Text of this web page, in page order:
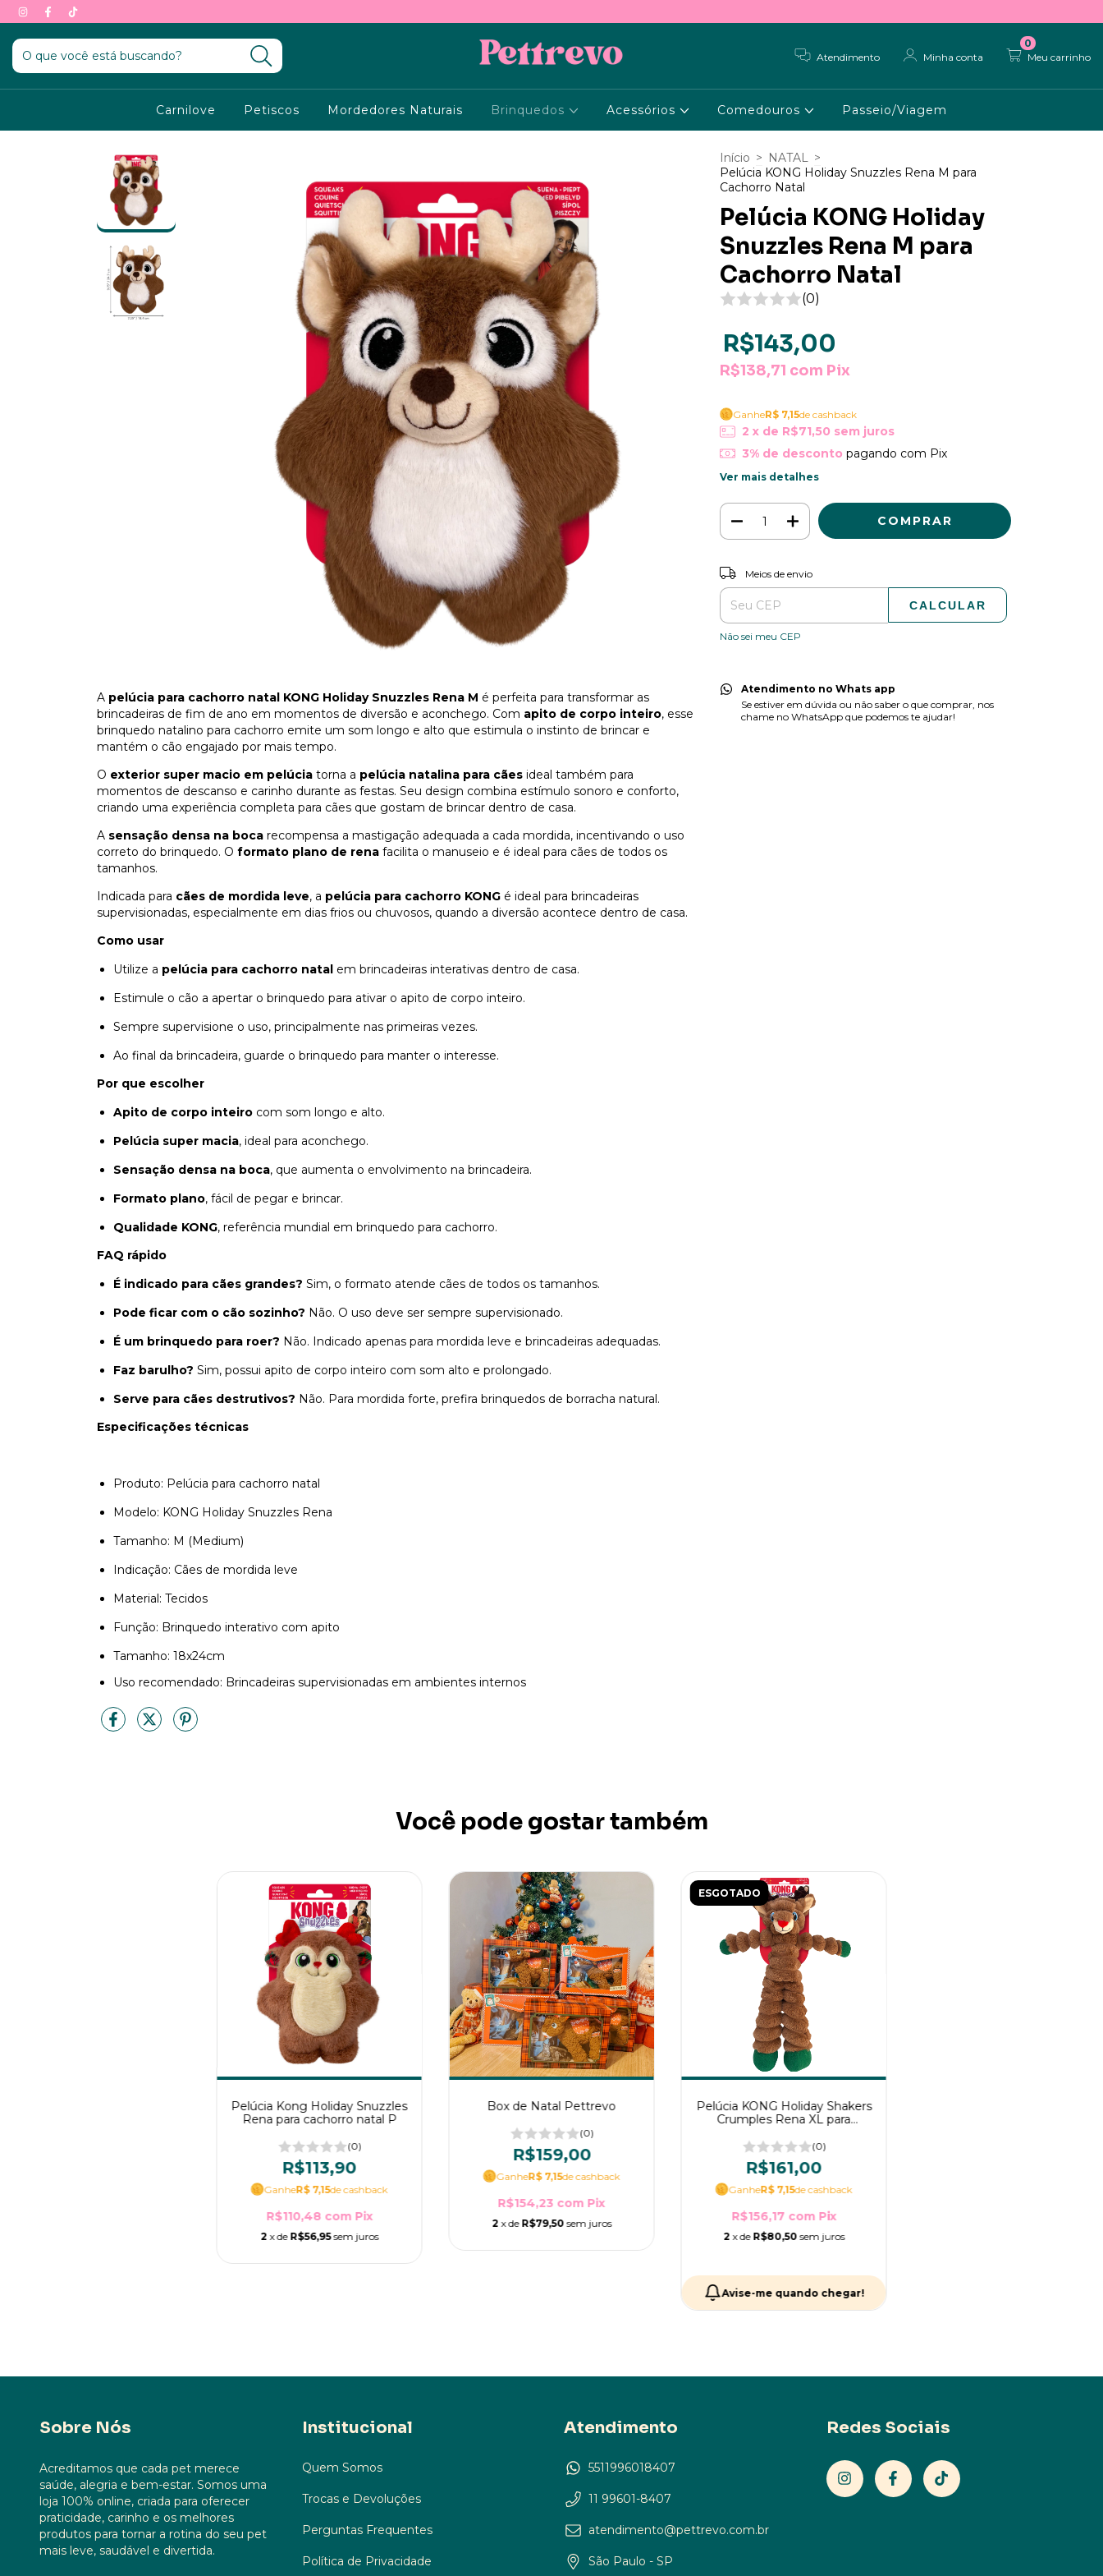
Atendimento Minha conta Meu carrinho
0
Carnilove Petiscos Mordedores Naturais Brinquedos Acessórios Comedouros Passeio/Viagem
A pelúcia para cachorro natal KONG Holiday Snuzzles Rena M é perfeita para transformar as
brincadeiras de fim de ano em momentos de diversão e aconchego. Com apito de corpo inteiro, esse
brinquedo natalino para cachorro emite um som longo e alto que estimula o instinto de brincar e
mantém o cão engajado por mais tempo.
O exterior super macio em pelúcia torna a pelúcia natalina para cães ideal também para
momentos de descanso e carinho durante as festas. Seu design combina estímulo sonoro e conforto,
criando uma experiência completa para cães que gostam de brincar dentro de casa.
A sensação densa na boca recompensa a mastigação adequada a cada mordida, incentivando o uso
correto do brinquedo. O formato plano de rena facilita o manuseio e é ideal para cães de todos os
tamanhos.
Indicada para cães de mordida leve, a pelúcia para cachorro KONG é ideal para brincadeiras
supervisionadas, especialmente em dias frios ou chuvosos, quando a diversão acontece dentro de casa.
Como usar
Utilize a pelúcia para cachorro natal em brincadeiras interativas dentro de casa.
Estimule o cão a apertar o brinquedo para ativar o apito de corpo inteiro.
Sempre supervisione o uso, principalmente nas primeiras vezes.
Ao final da brincadeira, guarde o brinquedo para manter o interesse.
Por que escolher
Apito de corpo inteiro com som longo e alto.
Pelúcia super macia, ideal para aconchego.
Sensação densa na boca, que aumenta o envolvimento na brincadeira.
Formato plano, fácil de pegar e brincar.
Qualidade KONG, referência mundial em brinquedo para cachorro.
FAQ rápido
É indicado para cães grandes? Sim, o formato atende cães de todos os tamanhos.
Pode ficar com o cão sozinho? Não. O uso deve ser sempre supervisionado.
É um brinquedo para roer? Não. Indicado apenas para mordida leve e brincadeiras adequadas.
Faz barulho? Sim, possui apito de corpo inteiro com som alto e prolongado.
Serve para cães destrutivos? Não. Para mordida forte, prefira brinquedos de borracha natural.
Especificações técnicas
Produto: Pelúcia para cachorro natal
Modelo: KONG Holiday Snuzzles Rena
Tamanho: M (Medium)
Indicação: Cães de mordida leve
Material: Tecidos
Função: Brinquedo interativo com apito
Tamanho: 18x24cm
Uso recomendado: Brincadeiras supervisionadas em ambientes internos
Início > NATAL >
Pelúcia KONG Holiday Snuzzles Rena M para
Cachorro Natal
Pelúcia KONG Holiday
Snuzzles Rena M para
Cachorro Natal
(0)
R$143,00
R$138,71 com Pix
GanheR$ 7,15de cashback
2 x de R$71,50 sem juros
3% de desconto pagando com Pix
Ver mais detalhes
Entregas para o CEP:
Meios de envio
CALCULAR
Não sei meu CEP
Atendimento no Whats app
Se estiver em dúvida ou não saber o que comprar, nos
chame no WhatsApp que podemos te ajudar!
Você pode gostar também
Pelúcia Kong Holiday Snuzzles
Rena para cachorro natal P
(0)
R$113,90
GanheR$ 7,15de cashback
R$110,48 com Pix
2 x de R$56,95 sem juros
Box de Natal Pettrevo
(0)
R$159,00
GanheR$ 7,15de cashback
R$154,23 com Pix
2 x de R$79,50 sem juros
ESGOTADO
Pelúcia KONG Holiday Shakers
Crumples Rena XL para
(0)
R$161,00
GanheR$ 7,15de cashback
R$156,17 com Pix
2 x de R$80,50 sem juros
Avise-me quando chegar!
Sobre Nós
Acreditamos que cada pet merece
saúde, alegria e bem-estar. Somos uma
loja 100% online, criada para oferecer
praticidade, carinho e os melhores
produtos para tornar a rotina do seu pet
mais leve, saudável e divertida.
Institucional
Quem Somos
Trocas e Devoluções
Perguntas Frequentes
Política de Privacidade
Atendimento
5511996018407
11 99601-8407
atendimento@pettrevo.com.br
São Paulo - SP
Redes Sociais